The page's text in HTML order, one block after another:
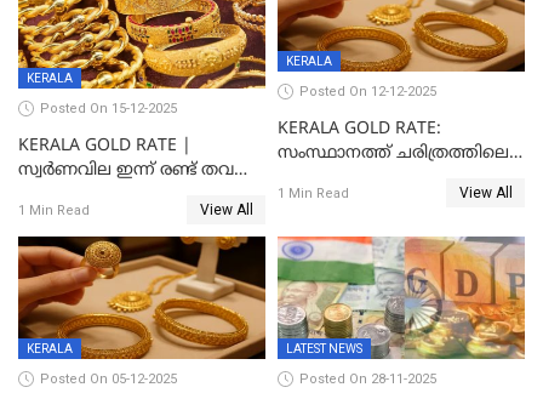
KERALA
Posted On 15-12-2025
KERALA GOLD RATE |
സ്വർണവില ഇന്ന് രണ്ട് തവണ
സർവകാല റെക്കോഡ്
1 Min Read View All
KERALA
Posted On 12-12-2025
KERALA GOLD RATE:
സംസ്ഥാനത്ത് ചരിത്രത്തിലെ
സ്വർണം; സർവ്വകാല
1 Min Read View All
KERALA
Posted On 05-12-2025
LATEST NEWS
Posted On 28-11-2025